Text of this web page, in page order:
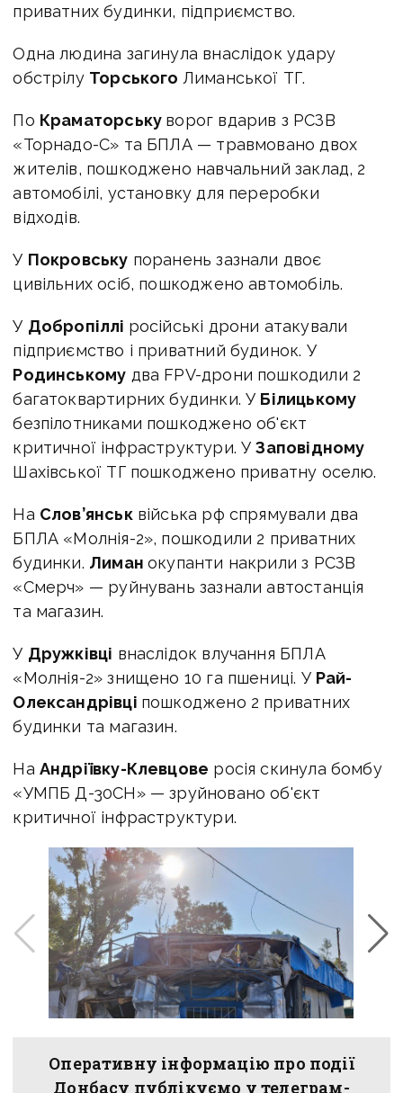
приватних будинки, підприємство.
Одна людина загинула внаслідок удару
обстрілу Торського Лиманської ТГ.
По Краматорську ворог вдарив з РСЗВ
«Торнадо-С» та БПЛА — травмовано двох
жителів, пошкоджено навчальний заклад, 2
автомобілі, установку для переробки
відходів.
У Покровську поранень зазнали двоє
цивільних осіб, пошкоджено автомобіль.
У Добропіллі російські дрони атакували
підприємство і приватний будинок. У
Родинському два FPV-дрони пошкодили 2
багатоквартирних будинки. У Білицькому
безпілотниками пошкоджено об'єкт
критичної інфраструктури. УЗаповідному
Шахівської ТГ пошкоджено приватну оселю.
На Слов’янськвійська рф спрямували два
БПЛА «Молнія-2», пошкодили 2 приватних
будинки. Лиманокупанти накрили з РСЗВ
«Смерч» — руйнувань зазнали автостанція
та магазин.
У Дружківці внаслідок влучання БПЛА
«Молнія-2» знищено 10 га пшениці. У Рай-
Олександрівці пошкоджено 2 приватних
будинки та магазин.
На Андріївку-Клевцове росія скинула бомбу
«УМПБ Д-30СН» — зруйновано об'єкт
критичної інфраструктури.
Оперативну інформацію про події
Донбасу публікуємо у телеграм-